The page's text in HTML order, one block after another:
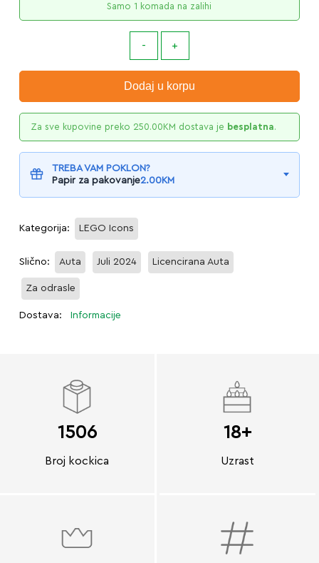
Samo 1 komada na zalihi
Dodaj u korpu
Za sve kupovine preko 250.00KM dostava je besplatna.
TREBA VAM POKLON?
Papir za pakovanje2.00KM
Kategorija: LEGO Icons
Slično: Auta Juli 2024 Licencirana Auta
Za odrasle
Dostava: Informacije
1506
Broj kockica
18+
Uzrast